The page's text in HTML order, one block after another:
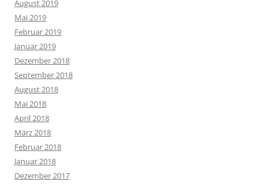
August 2019
Mai 2019
Februar 2019
Januar 2019
Dezember 2018
September 2018
August 2018
Mai 2018
April 2018
März 2018
Februar 2018
Januar 2018
Dezember 2017